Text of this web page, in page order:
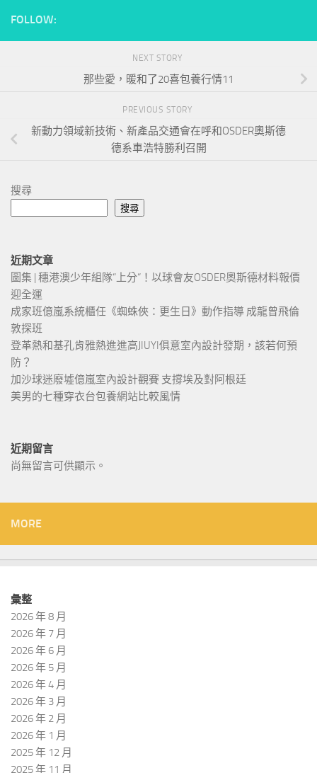
FOLLOW:
NEXT STORY
那些愛，暖和了20喜包養行情11
PREVIOUS STORY
新動力領域新技術、新產品交通會在呼和OSDER奧斯德
德系車浩特勝利召開
搜尋
搜尋
近期文章
圖集 | 穗港澳少年組隊“上分“！以球會友OSDER奧斯德材料報價
迎全運
成家班億嵐系統櫃任《蜘蛛俠：更生日》動作指導 成龍曾飛倫
敦探班
登革熱和基孔肯雅熱進進高JIUYI俱意室內設計發期，該若何預
防？
加沙球迷廢墟億嵐室內設計觀賽 支撐埃及對阿根廷
美男的七種穿衣台包養網站比較風情
近期留言
尚無留言可供顯示。
MORE
彙整
2026 年 8 月
2026 年 7 月
2026 年 6 月
2026 年 5 月
2026 年 4 月
2026 年 3 月
2026 年 2 月
2026 年 1 月
2025 年 12 月
2025 年 11 月